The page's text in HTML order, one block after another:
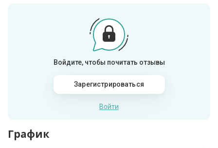
Войдите, чтобы почитать отзывы
Зарегистрироваться
Войти
График